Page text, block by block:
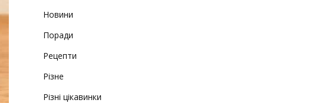
Новини
Поради
Рецепти
Різне
Різні цікавинки